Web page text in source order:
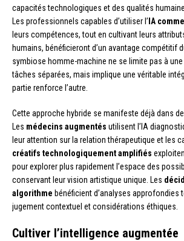
capacités technologiques et des qualités
Les professionnels capables d’utiliser l’IA
leurs compétences, tout en cultivant leurs
humains, bénéficieront d’un avantage compétitif
symbiose homme-machine ne se limite pas à
tâches séparées, mais implique une véritable
partie renforce l’autre.
Cette approche hybride se manifeste déjà dans
Les médecins augmentés utilisent l’IA
leur attention sur la relation thérapeutique et les
créatifs technologiquement amplifiés
pour explorer plus rapidement l’espace des
conservant leur vision artistique unique. Les
algorithme bénéficient d’analyses approfondies
jugement contextuel et considérations éthiques.
Cultiver l’intelligence augmentée